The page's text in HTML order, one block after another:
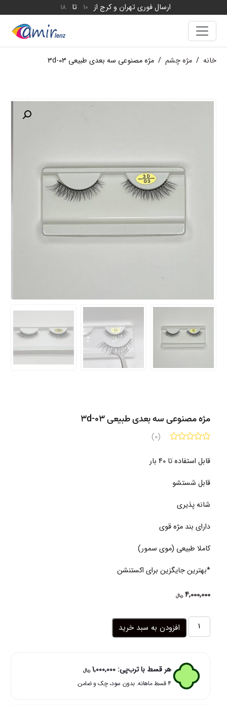
ارسال فوری تهران و کرج از 10 تا 18
خانه / مژه چشم / مژه مصنوعی سه بعدی طبیعی 3d-03
مژه مصنوعی سه بعدی طبیعی 3d-03
(0)
قابل استفاده تا 40 بار
قابل شستشو
شانه پذیری
دارای بند مژه قوی
کاملا طبیعی (موی سمور)
*بهترین جایگزین برای اکستنشن
4,000,000 ریال
مژه
مصنوعی
طبیعی
3d-
افزودن به سبد خرید
هر قسط با ترب‌پی: 1,000,000 ریال
۴ قسط ماهانه. بدون سود، چک و ضامن.